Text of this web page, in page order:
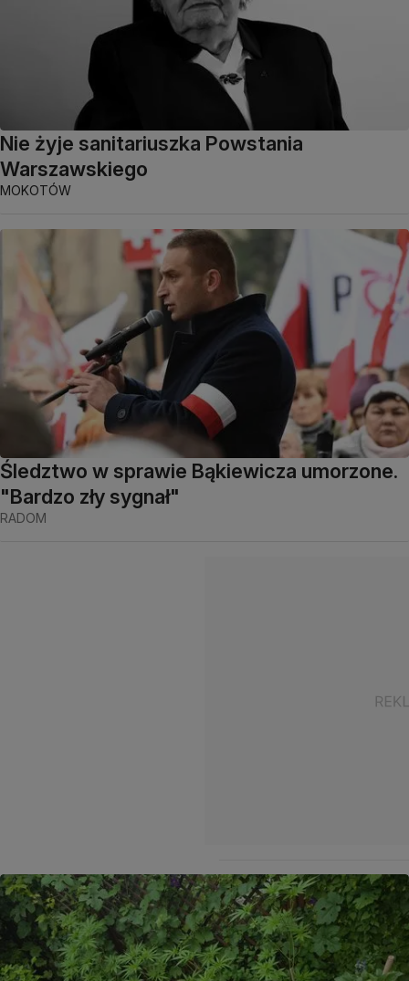
Nie żyje sanitariuszka Powstania
Warszawskiego
MOKOTÓW
Śledztwo w sprawie Bąkiewicza umorzone.
"Bardzo zły sygnał"
RADOM